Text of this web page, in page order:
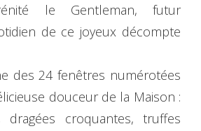
le Gentleman, futur
de ce joyeux décompte
des 24 fenêtres numérotées
douceur de la Maison :
croquantes, truffes